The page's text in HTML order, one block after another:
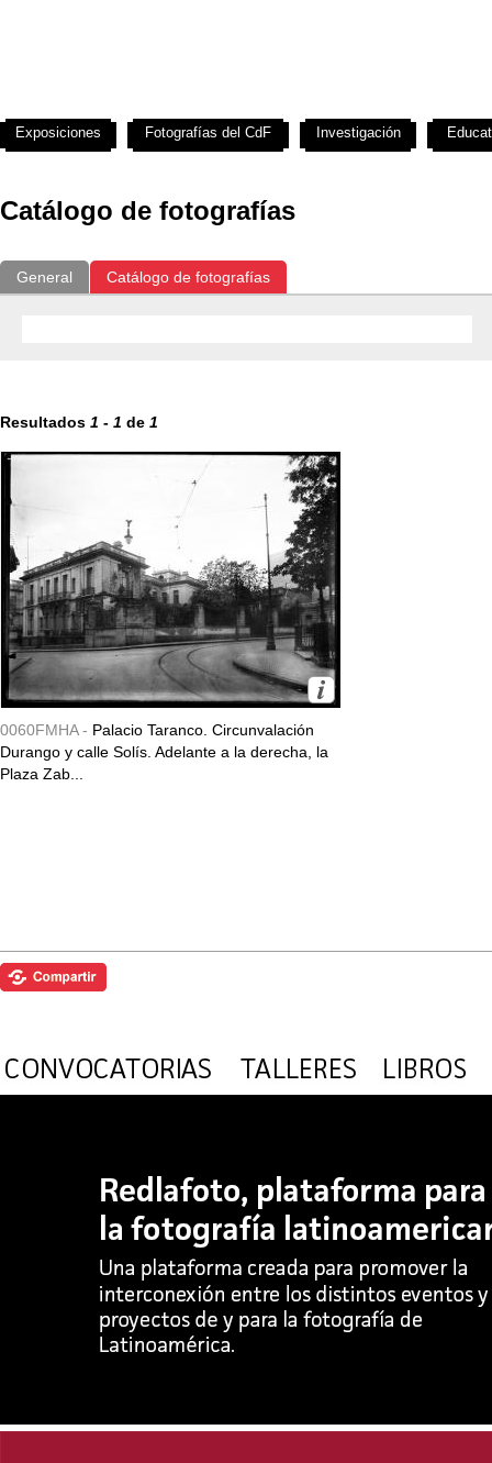
Catálogo de fotografías
General Catálogo de fotografías
Resultados 1 - 1 de 1
0060FMHA - Palacio Taranco. Circunvalación
Durango y calle Solís. Adelante a la derecha, la
Plaza Zab...
Exposiciones Fotografías del CdF Investigación